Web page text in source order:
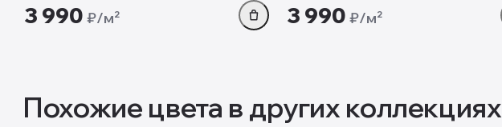
3 990 ₽/м² 3 990 ₽/м²
Похожие цвета в других коллекциях
12mm 12 мм